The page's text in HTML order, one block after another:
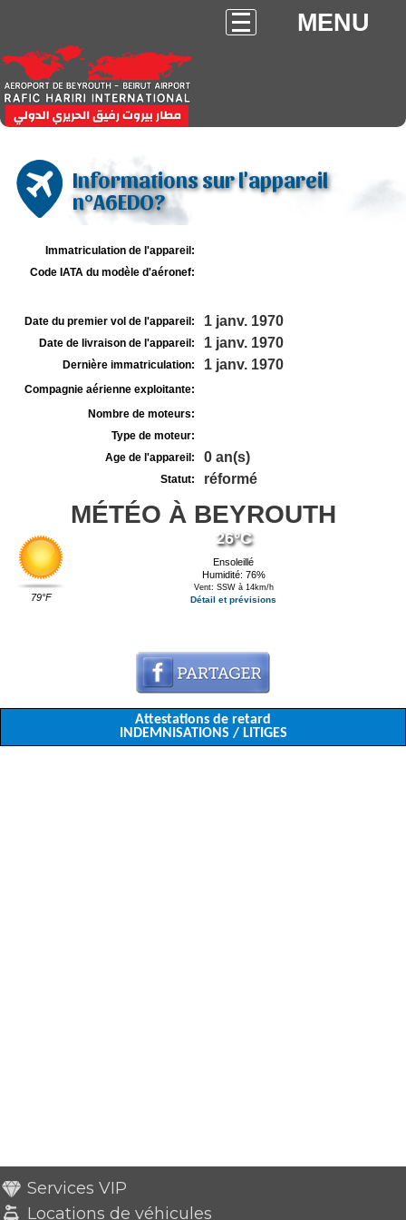
MENU
Informations sur l'appareil
n°A6EDO?
Immatriculation de l'appareil:
Code IATA du modèle d'aéronef:
Date du premier vol de l'appareil: 1 janv. 1970
Date de livraison de l'appareil: 1 janv. 1970
Dernière immatriculation: 1 janv. 1970
Compagnie aérienne exploitante:
Nombre de moteurs:
Type de moteur:
Age de l'appareil:
0 an(s)
Statut: réformé
MÉTÉO À BEYROUTH
79°F
26°C
Ensoleillé
Humidité: 76%
Vent: SSW à 14km/h
Détail et prévisions
Attestations de retard
INDEMNISATIONS / LITIGES
Services VIP
Locations de véhicules